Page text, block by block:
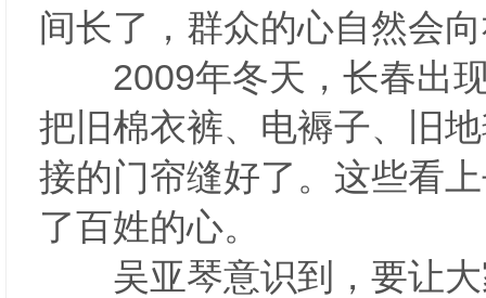
间长了，群众的心自然会
2009年冬天，长春出现
把旧棉衣裤、电褥子、旧
接的门帘缝好了。这些看
了百姓的心。
吴亚琴意识到，要让大